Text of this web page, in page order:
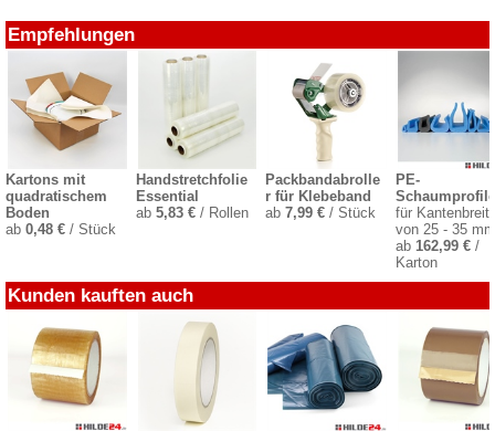
Empfehlungen
Kartons mit
quadratischem
Boden
ab 0,48 € / Stück
Handstretchfolie
Essential
ab 5,83 €/ Rollen
Packbandabrolle
r für Klebeband
ab7,99 € / Stück
PE-
Schaumprofile
für
von 25 - 35 mm
ab 162,99 €/
Karton
Kunden kauften auch